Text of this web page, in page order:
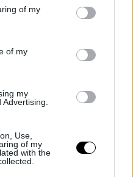
of my
of my
my
Use,
of my
with the
Ο λόγος που πρέπει
φακές μετά το πρώτο